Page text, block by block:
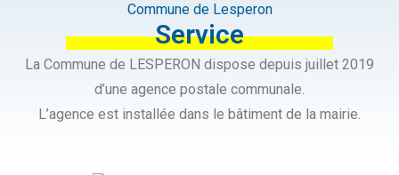
Commune de Lesperon
Service
La Commune de LESPERON dispose depuis juillet 2019
d’une agence postale communale.
L’agence est installée dans le bâtiment de la mairie.